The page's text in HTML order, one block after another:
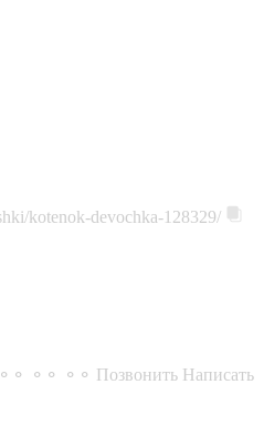
kotenok-devochka-128329/
⚬⚬ ⚬⚬ Позвонить Написать